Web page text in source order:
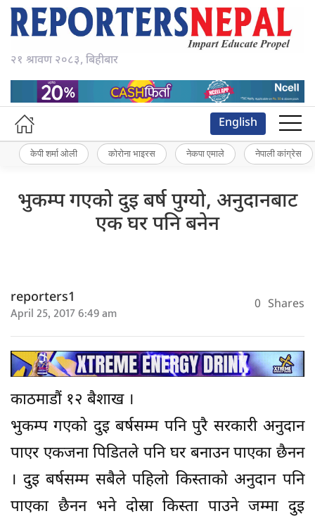
२१ श्रावण २०८३, बिहीबार
English
केपी शर्मा ओली कोरोना भाइरस नेकपा एमाले नेपाली कांग्रेस
भुकम्प गएको दुइ बर्ष पुग्यो, अनुदानबाट
एक घर पनि बनेन
reporters1
April 25, 2017 6:49 am 0 Shares
काठमाडौं १२ बैशाख ।
भुकम्प गएको दुइ बर्षसम्म पनि पुरै सरकारी अनुदान
पाएर एकजना पिडितले पनि घर बनाउन पाएका छैनन
। दुइ बर्षसम्म सबैले पहिलो किस्ताको अनुदान पनि
पाएका छैनन भने दोस्रा किस्ता पाउने जम्मा दुइ